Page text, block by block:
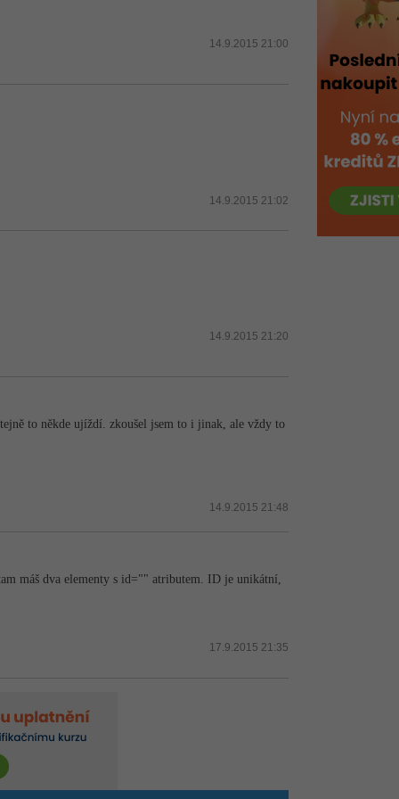
14.9.2015 21:00
14.9.2015 21:02
14.9.2015 21:20
to někde ujíždí. zkoušel jsem to i jinak, ale vždy to
14.9.2015 21:48
máš dva elementy s id="" atributem. ID je unikátní,
17.9.2015 21:35